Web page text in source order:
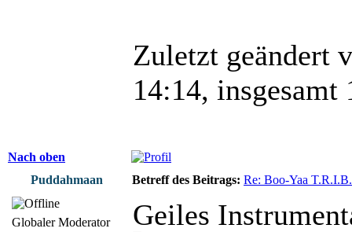
Zuletzt geändert
14:14, insgesamt
Nach oben
Puddahmaan
Betreff des Beitrags: Re: Boo-Yaa
Globaler Moderator Geiles